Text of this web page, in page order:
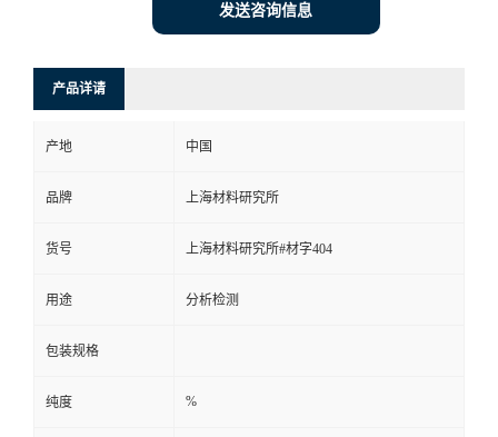
发送咨询信息
产品详请
产地 中国
品牌 上海材料研究所
货号 上海材料研究所#材字404
用途 分析检测
包装规格
纯度 %